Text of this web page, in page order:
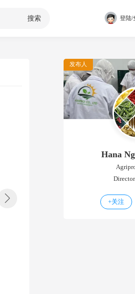
搜索 登陆/
发布人
Hana
Director
+关注